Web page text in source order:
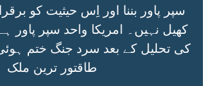
سپر پاور بننا اور اِس حیثیت کو
کھیل نہیں۔ امریکا واحد سپر پاور
کی تحلیل کے بعد سرد جنگ ختم ہوئی
طاقتور ترین ملک